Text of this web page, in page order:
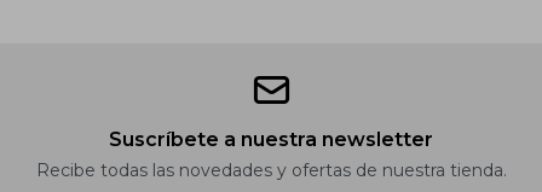
Suscríbete a nuestra newsletter
Recibe todas las novedades y ofertas de nuestra tienda.